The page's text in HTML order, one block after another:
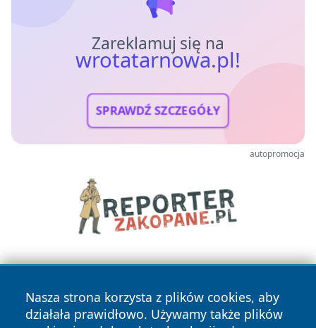
Zareklamuj się na
wrotatarnowa.pl!
SPRAWDŹ SZCZEGÓŁY
autopromocja
Nasza strona korzysta z plików cookies, aby
działała prawidłowo. Używamy także plików